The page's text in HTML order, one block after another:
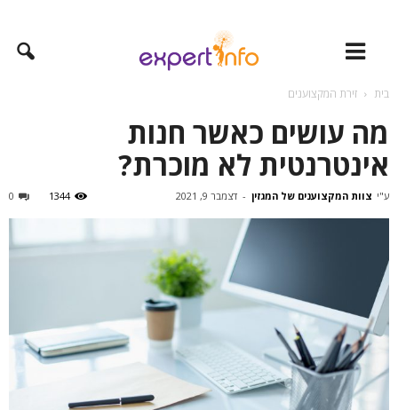
בית זירת המקצוענים
מה עושים כאשר חנות
אינטרנטית לא מוכרת?
ע"י צוות המקצוענים של המגזין - דצמבר 9, 2021 0 1344